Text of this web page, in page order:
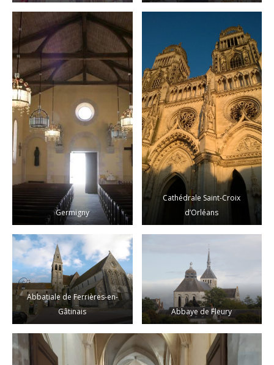
Germigny
Cathédrale Saint-Croix
d’Orléans
Abbatiale de Ferrières-en-
Gâtinais
Abbaye de Fleury